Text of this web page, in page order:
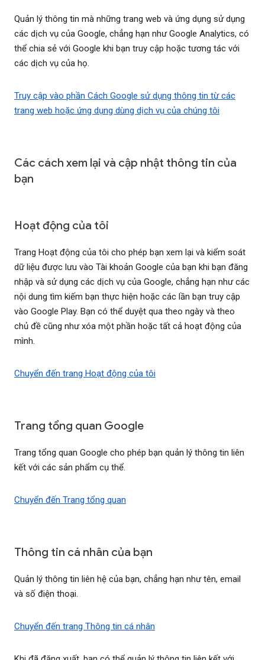
Quản lý thông tin mà những trang web và ứng dụng sử dụng
các dịch vụ của Google, chẳng hạn như Google Analytics, có
thể chia sẻ với Google khi bạn truy cập hoặc tương tác với
các dịch vụ của họ.
Truy cập vào phần Cách Google sử dụng thông tin từ các
trang web hoặc ứng dụng dùng dịch vụ của chúng tôi
Các cách xem lại và cập nhật thông tin của
bạn
Hoạt động của tôi
Trang Hoạt động của tôi cho phép bạn xem lại và kiểm soát
dữ liệu được lưu vào Tài khoản Google của bạn khi bạn đăng
nhập và sử dụng các dịch vụ của Google, chẳng hạn như các
nội dung tìm kiếm bạn thực hiện hoặc các lần bạn truy cập
vào Google Play. Bạn có thể duyệt qua theo ngày và theo
chủ đề cũng như xóa một phần hoặc tất cả hoạt động của
mình.
Chuyển đến trang Hoạt động của tôi
Trang tổng quan Google
Trang tổng quan Google cho phép bạn quản lý thông tin liên
kết với các sản phẩm cụ thể.
Chuyển đến Trang tổng quan
Thông tin cá nhân của bạn
Quản lý thông tin liên hệ của bạn, chẳng hạn như tên, email
và số điện thoại.
Chuyển đến trang Thông tin cá nhân